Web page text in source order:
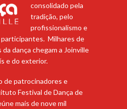
consolidado pela
tradição, pelo
profissionalismo e
participantes. Milhares de
dança chegam a Joinville
e do exterior.
de patrocinadores e
Festival de Dança de
mais de nove mil